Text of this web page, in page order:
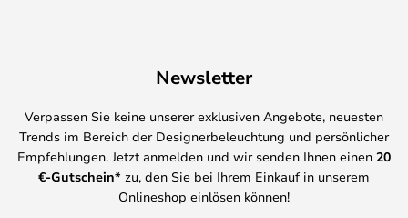
Newsletter
Verpassen Sie keine unserer exklusiven Angebote, neuesten
Trends im Bereich der Designerbeleuchtung und persönlicher
Empfehlungen. Jetzt anmelden und wir senden Ihnen einen 20
€-Gutschein* zu, den Sie bei Ihrem Einkauf in unserem
Onlineshop einlösen können!